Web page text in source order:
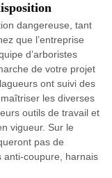
dangereuse, tant
que l’entreprise
d’arboristes
de votre projet
ont suivi des
les diverses
outils de travail et
vigueur. Sur le
pas de
anti-coupure, harnais